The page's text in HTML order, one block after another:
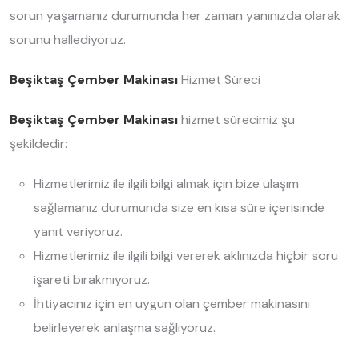
sorun yaşamanız durumunda her zaman yanınızda olarak
sorunu hallediyoruz.
Beşiktaş Çember MakinasıHizmet Süreci
Beşiktaş Çember Makinasıhizmet sürecimiz şu
şekildedir:
Hizmetlerimiz ile ilgili bilgi almak için bize ulaşım
sağlamanız durumunda size en kısa süre içerisinde
yanıt veriyoruz.
Hizmetlerimiz ile ilgili bilgi vererek aklınızda hiçbir soru
işareti bırakmıyoruz.
İhtiyacınız için en uygun olan çember makinasını
belirleyerek anlaşma sağlıyoruz.